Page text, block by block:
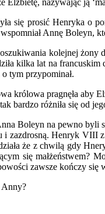
Elżbietę, nazywając ją
się prosić Henryka o
Annę Boleyn,
kolejnej
kilka lat na
tym przypominał.
królowa pragnęła aby
bardzo różniła się od
Boleyn na pewno byli
i zazdrosną. Henryk
że z chwilą gdy
się małżeństwem?
zawsze kończy się
Anny?